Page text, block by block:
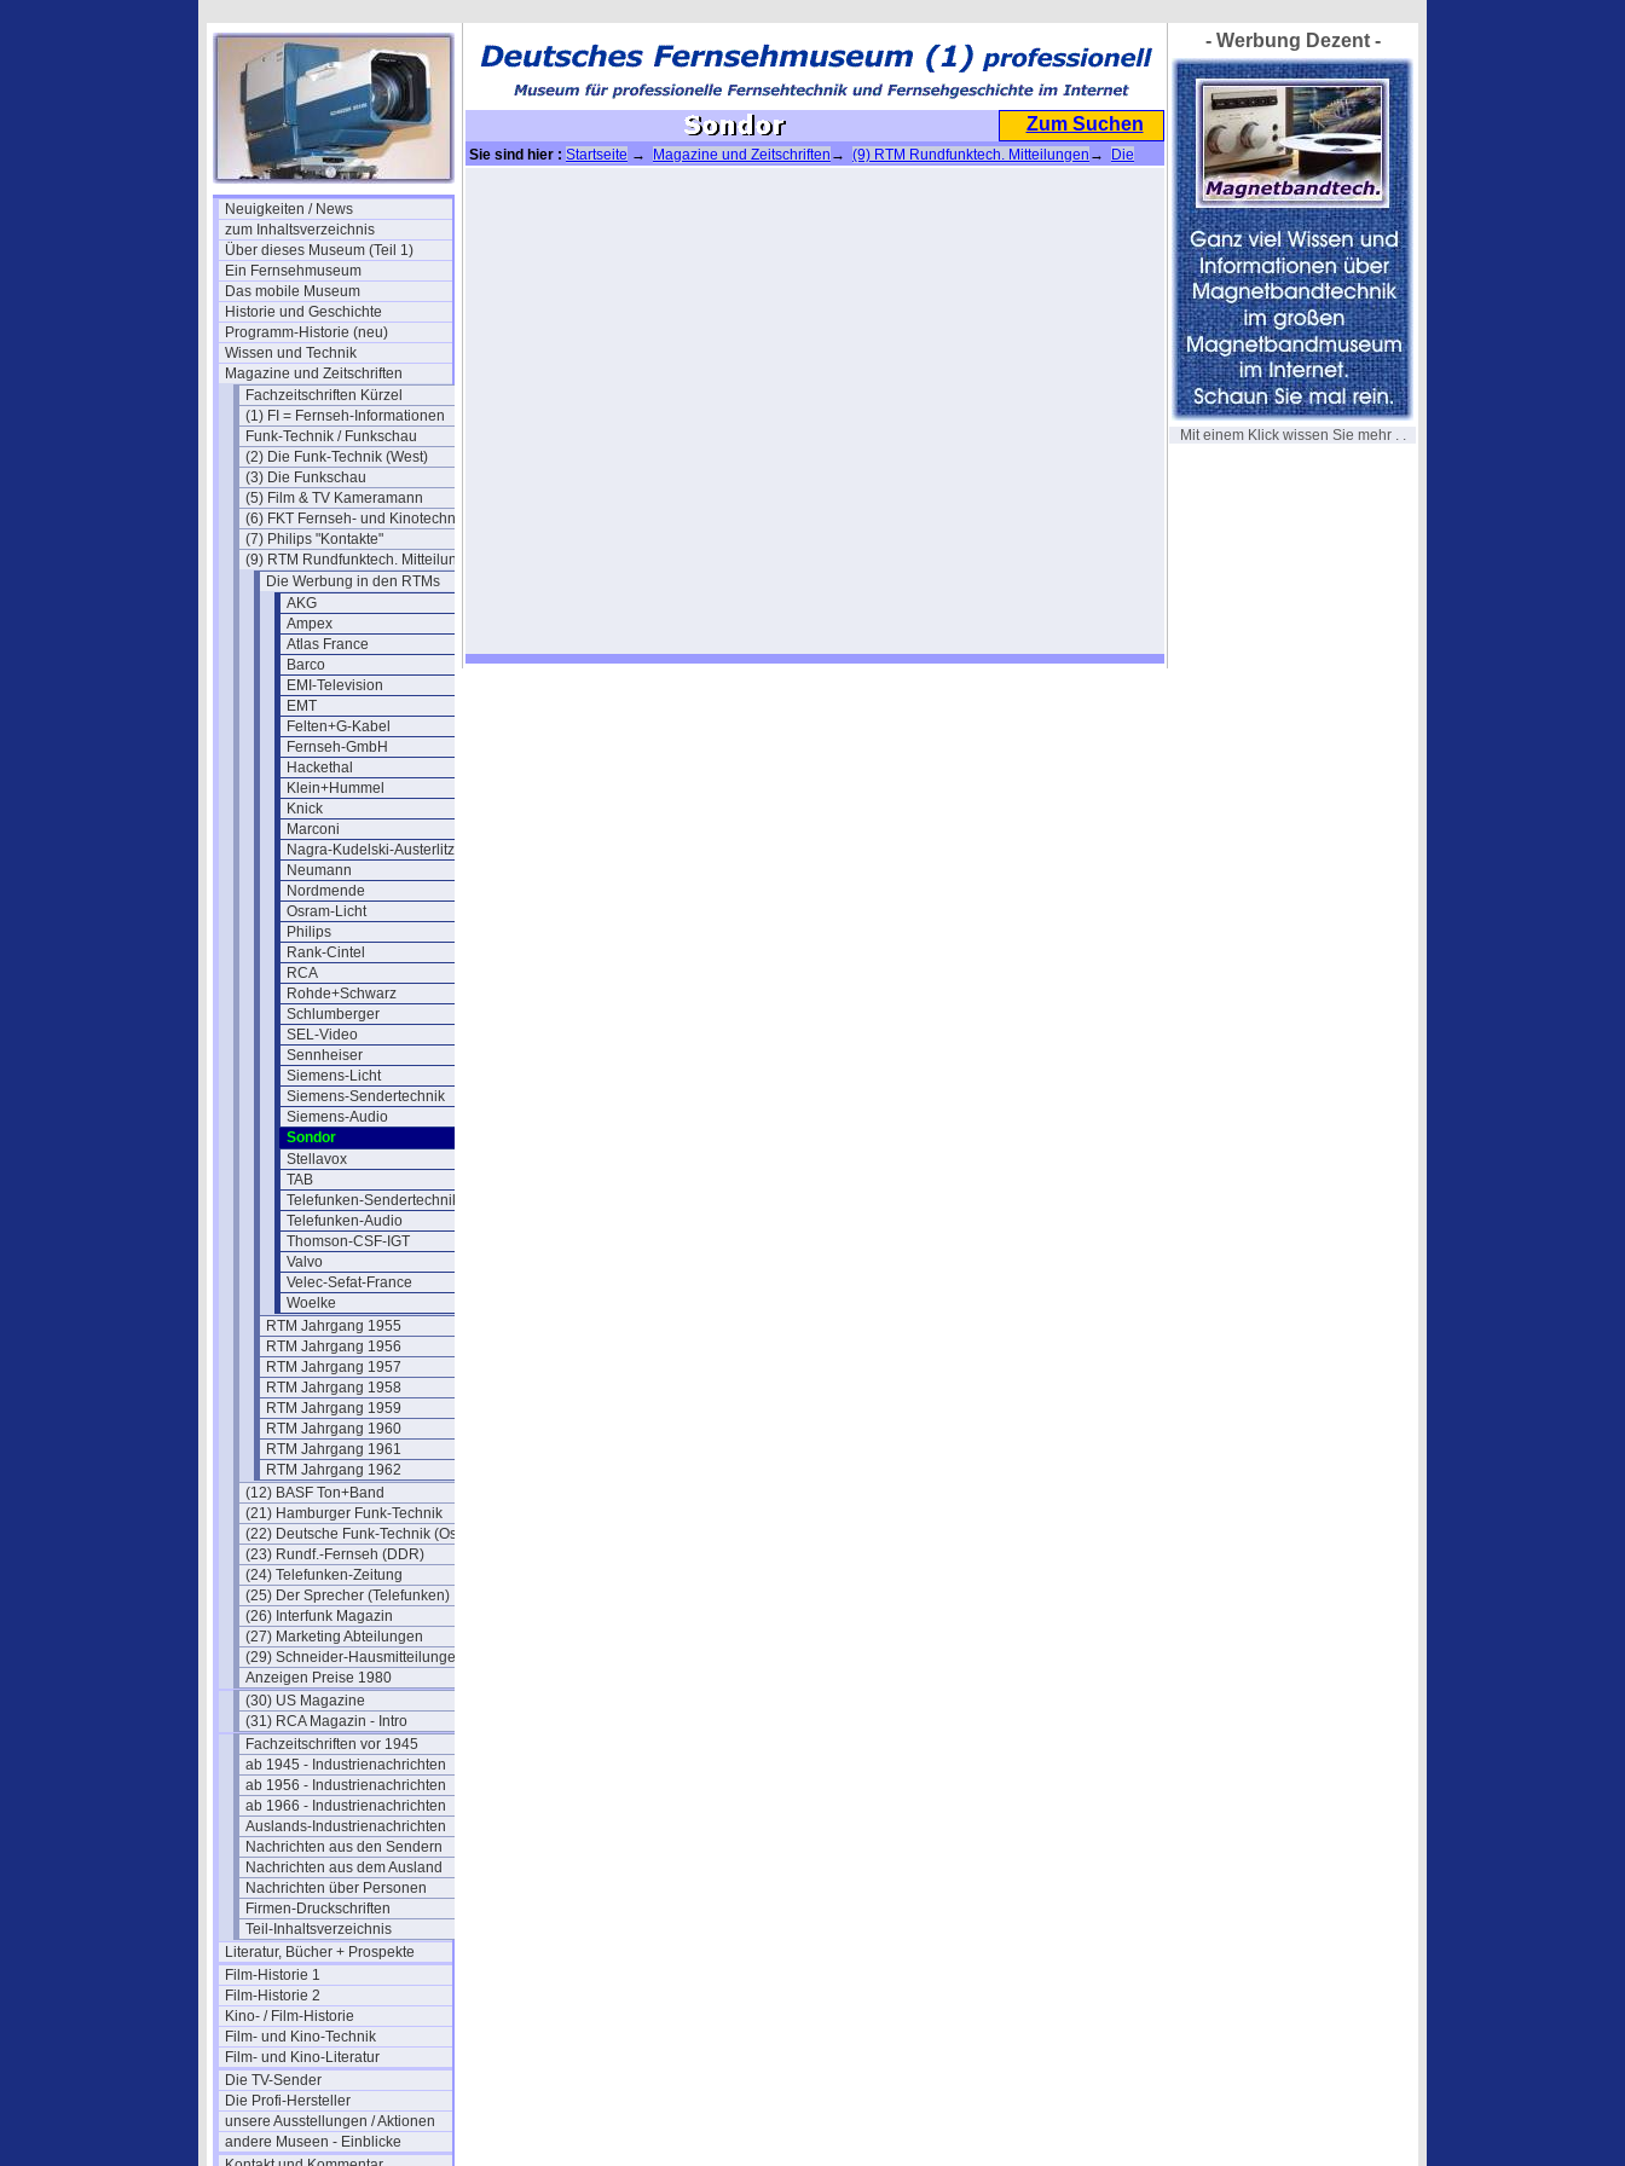
Neuigkeiten / News
zum Inhaltsverzeichnis
Über dieses Museum (Teil 1)
Ein Fernsehmuseum
Das mobile Museum
Historie und Geschichte
Programm-Historie (neu)
Wissen und Technik
Magazine und Zeitschriften
Fachzeitschriften Kürzel
(1) FI = Fernseh-Informationen
Funk-Technik / Funkschau
(2) Die Funk-Technik (West)
(3) Die Funkschau
(5) Film & TV Kameramann
(6) FKT Fernseh- und Kinotechnik
(7) Philips "Kontakte"
(9) RTM Rundfunktech. Mitteilungen
Die Werbung in den RTMs
AKG
Ampex
Atlas France
Barco
EMI-Television
EMT
Felten+G-Kabel
Fernseh-GmbH
Hackethal
Klein+Hummel
Knick
Marconi
Nagra-Kudelski-Austerlitz
Neumann
Nordmende
Osram-Licht
Philips
Rank-Cintel
RCA
Rohde+Schwarz
Schlumberger
SEL-Video
Sennheiser
Siemens-Licht
Siemens-Sendertechnik
Siemens-Audio
Sondor
Stellavox
TAB
Telefunken-Sendertechnik
Telefunken-Audio
Thomson-CSF-IGT
Valvo
Velec-Sefat-France
Woelke
RTM Jahrgang 1955
RTM Jahrgang 1956
RTM Jahrgang 1957
RTM Jahrgang 1958
RTM Jahrgang 1959
RTM Jahrgang 1960
RTM Jahrgang 1961
RTM Jahrgang 1962
(12) BASF Ton+Band
(21) Hamburger Funk-Technik
(22) Deutsche Funk-Technik (Ost)
(23) Rundf.-Fernseh (DDR)
(24) Telefunken-Zeitung
(25) Der Sprecher (Telefunken)
(26) Interfunk Magazin
(27) Marketing Abteilungen
(29) Schneider-Hausmitteilungen
Anzeigen Preise 1980
(30) US Magazine
(31) RCA Magazin - Intro
Fachzeitschriften vor 1945
ab 1945 - Industrienachrichten
ab 1956 - Industrienachrichten
ab 1966 - Industrienachrichten
Auslands-Industrienachrichten
Nachrichten aus den Sendern
Nachrichten aus dem Ausland
Nachrichten über Personen
Firmen-Druckschriften
Teil-Inhaltsverzeichnis
Literatur, Bücher + Prospekte
Film-Historie 1
Film-Historie 2
Kino- / Film-Historie
Film- und Kino-Technik
Film- und Kino-Literatur
Die TV-Sender
Die Profi-Hersteller
unsere Ausstellungen / Aktionen
andere Museen - Einblicke
Zum Suchen
Sie sind hier : Startseite → Magazine und Zeitschriften → (9) RTM Rundfunktech. Mitteilungen →
Die
- Werbung Dezent -
Mit einem Klick wissen Sie mehr . .